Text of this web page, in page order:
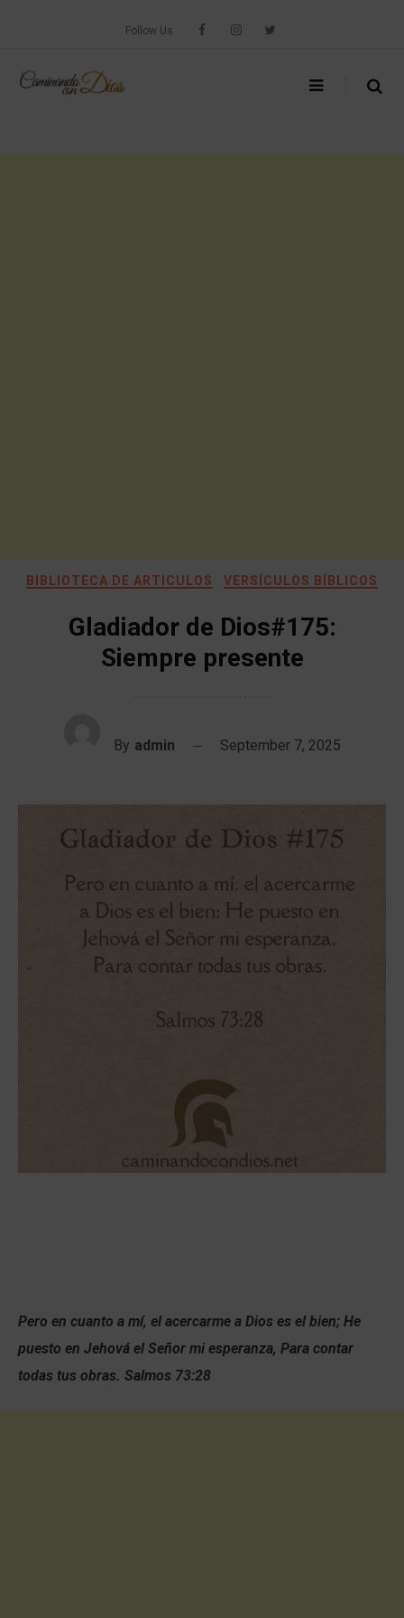
Follow Us
BIBLIOTECA DE ARTICULOS VERSÍCULOS BÍBLICOS
Gladiador de Dios#175:
Siempre presente
By admin September 7, 2025
Pero en cuanto a mí, el acercarme a Dios es el bien; He
puesto en Jehová el Señor mi esperanza, Para contar
todas tus obras. Salmos 73:28